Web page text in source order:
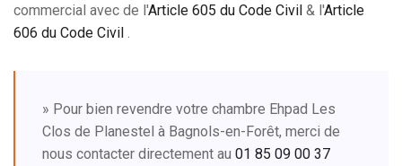
commercial avec de l'Article 605 du Code Civil & l'Article
606 du Code Civil
» Pour bien revendre votre chambre Ehpad Les
Clos de Planestel à Bagnols-en-Forêt, merci de
nous contacter directement au 01 85 09 00 37